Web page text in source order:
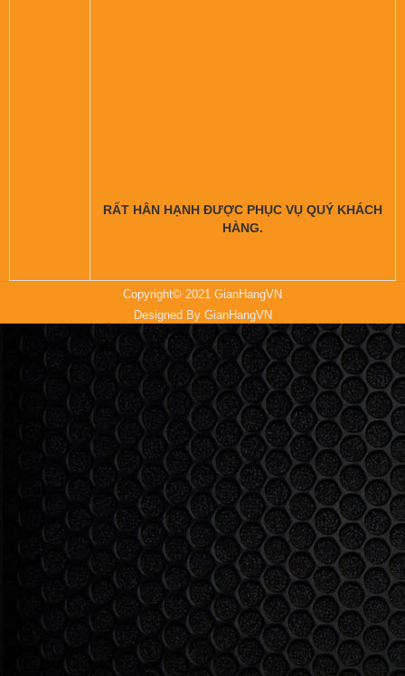
RẤT HÂN HẠNH ĐƯỢC PHỤC VỤ QUÝ KHÁCH
HÀNG.
Copyright© 2021 GianHangVN
Designed By GianHangVN